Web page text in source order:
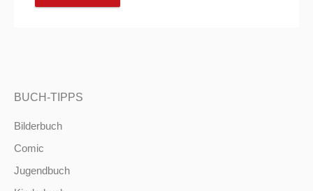
BUCH-TIPPS
Bilderbuch
Comic
Jugendbuch